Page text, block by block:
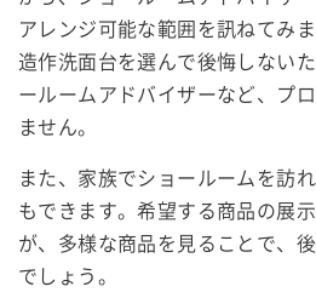
アレンジ可能な範囲を訊ねてみま
造作洗面台を選んで後悔しない
ールームアドバイザーなど、プ
ません。
また、家族でショールームを訪
もできます。希望する商品の展
が、多様な商品を見ることで、
でしょう。